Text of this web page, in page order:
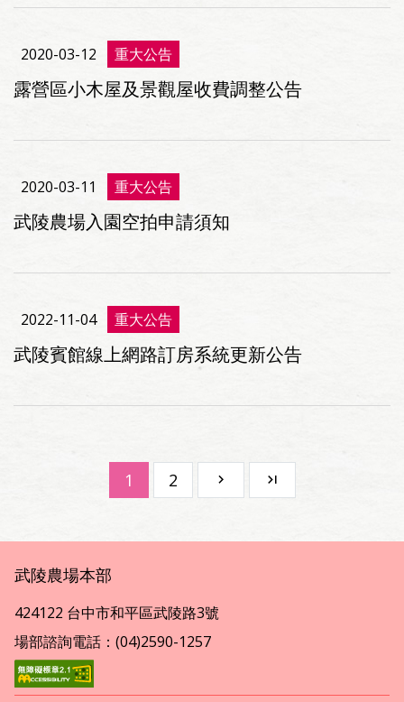
2020-03-12 重大公告
露營區小木屋及景觀屋收費調整公告
2020-03-11 重大公告
武陵農場入園空拍申請須知
2022-11-04 重大公告
武陵賓館線上網路訂房系統更新公告
1 2
武陵農場本部
424122 台中市和平區武陵路3號
場部諮詢電話：(04)2590-1257